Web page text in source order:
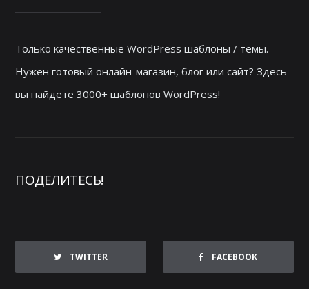
Только качественные WordPress шаблоны / темы.
Нужен готовый онлайн-магазин, блог или сайт? Здесь
вы найдете 3000+ шаблонов WordPress!
ПОДЕЛИТЕСЬ!
TWITTER FACEBOOK